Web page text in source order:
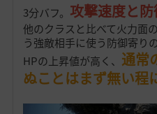
3分バフ。 攻撃速度と
他のクラスと比べて火力面
う強敵相手に使う防御寄り
HPの上昇値が高く、 通常
ぬことはまず無い程